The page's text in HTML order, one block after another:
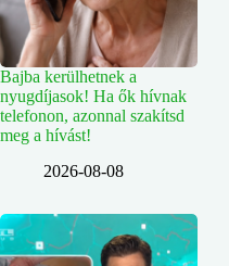
Bajba kerülhetnek a
nyugdíjasok! Ha ők hívnak
telefonon, azonnal szakítsd
meg a hívást!
2026-08-08